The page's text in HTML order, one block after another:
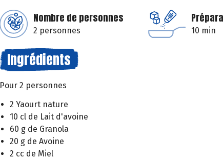
Nombre de personnes
2 personnes 10 min
Ingrédients
Pour 2 personnes
2 Yaourt nature
10 cl de Lait d'avoine
60 g de Granola
20 g de Avoine
2 cc de Miel